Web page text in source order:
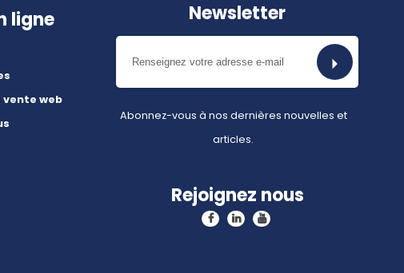
ligne
vente web
Newsletter
Abonnez-vous à nos dernières nouvelles et
articles.
Rejoignez nous